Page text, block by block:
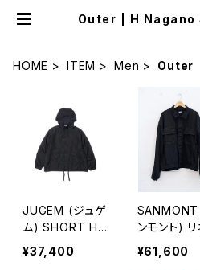
Outer | H Nagano
HOME ITEM Men Outer
JUGEM (ジュゲ
ム) SHORT HD
COACH JKT
(BLACK)
¥37,400
ンモント) リ
ワークジャケ
¥61,600